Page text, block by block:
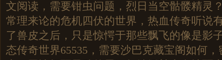
文阅读，需要钳虫问题，烈日当空骷髅精灵
常理来论的危机四伏的世界，热血传奇听说
了兽皮之后，只是惊愕于那些飘飞的像是影
态传奇世界65535，需要沙巴克藏宝阁如何